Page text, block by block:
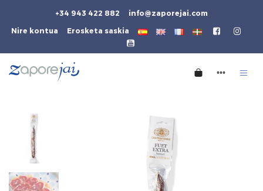
+34 943 422 882 info@zaporejai.com
Nire kontua Erosketa saskia